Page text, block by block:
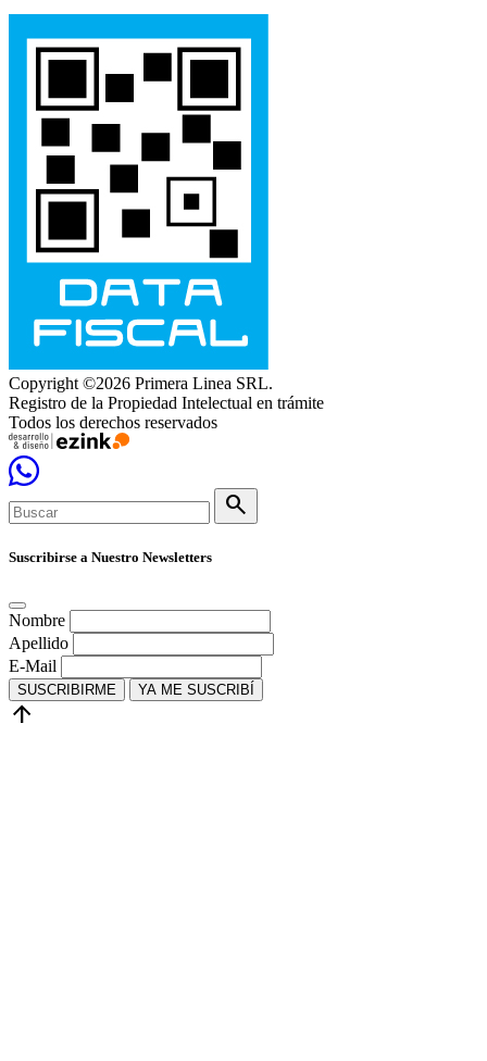
Copyright ©2026 Primera Linea SRL.
Registro de la Propiedad Intelectual en trámite
Todos los derechos reservados
search
Suscribirse a Nuestro Newsletters
Nombre
Apellido
E-Mail
SUSCRIBIRME YA ME SUSCRIBÍ
arrow_upward